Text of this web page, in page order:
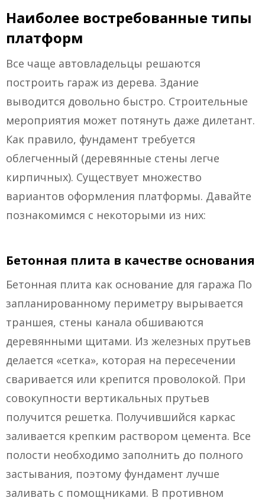
Наиболее востребованные типы
платформ
Все чаще автовладельцы решаются
построить гараж из дерева. Здание
выводится довольно быстро. Строительные
мероприятия может потянуть даже дилетант.
Как правило, фундамент требуется
облегченный (деревянные стены легче
кирпичных). Существует множество
вариантов оформления платформы. Давайте
познакомимся с некоторыми из них:
Бетонная плита в качестве основания
Бетонная плита как основание для гаража По
запланированному периметру вырывается
траншея, стены канала обшиваются
деревянными щитами. Из железных прутьев
делается «сетка», которая на пересечении
сваривается или крепится проволокой. При
совокупности вертикальных прутьев
получится решетка. Получившийся каркас
заливается крепким раствором цемента. Все
полости необходимо заполнить до полного
застывания, поэтому фундамент лучше
заливать с помощниками. В противном